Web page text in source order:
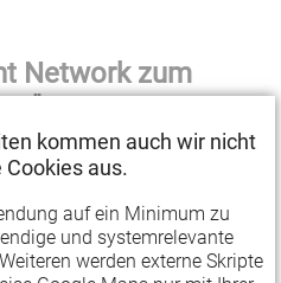
Network zum
Magazins vonKultur
sich mit dem
kommen auch wir nicht
Cookies aus.
auf ein Minimum zu
und systemrelevante
werden externe Skripte